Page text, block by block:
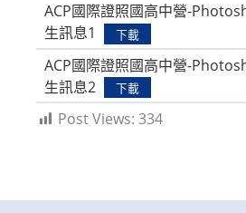
ACP國際證照國高中營-
生訊息1
下載
ACP國際證照國高中營-
生訊息2
下載
Post Views: 334